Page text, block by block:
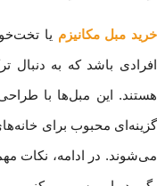
خرید مبل مکانیزم یا
افرادی باشد که به دنبال
هستند. این مبل‌ها با
گزینه‌ای محبوب برای
می‌شوند. در ادامه، نکات